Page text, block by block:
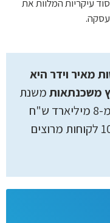
עיקריות המלוות את
וידר היא
משכנתאותמשנת
2007 ועד היום חסכנו למעלה מ-8 מיליארד ש"ח
למעלה מ-10,000 לקוחות מרוצים